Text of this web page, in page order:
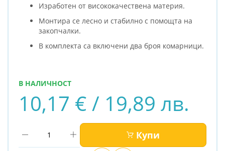
Изработен от висококачествена материя.
Монтира се лесно и стабилно с помощта на
закопчалки.
В комплекта са включени два броя комарници.
10,17 € / 19,89 лв.
В НАЛИЧНОСТ
Купи